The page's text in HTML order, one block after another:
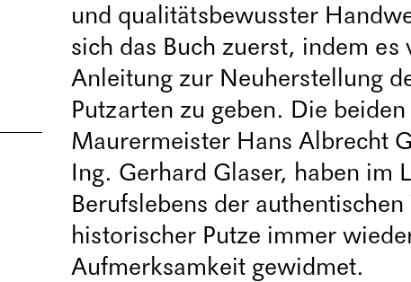
und qualitätsbewusster
sich das Buch zuerst, indem es
Anleitung zur Neuherstellung
Putzarten zu geben. Die
Maurermeister Hans Albrecht
Ing. Gerhard Glaser, haben im
Berufslebens der
historischer Putze immer
Aufmerksamkeit gewidmet.